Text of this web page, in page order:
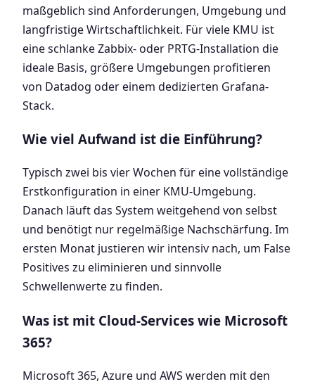
maßgeblich sind Anforderungen, Umgebung und
langfristige Wirtschaftlichkeit. Für viele KMU ist
eine schlanke Zabbix- oder PRTG-Installation die
ideale Basis, größere Umgebungen profitieren
von Datadog oder einem dedizierten Grafana-
Stack.
Wie viel Aufwand ist die Einführung?
Typisch zwei bis vier Wochen für eine vollständige
Erstkonfiguration in einer KMU-Umgebung.
Danach läuft das System weitgehend von selbst
und benötigt nur regelmäßige Nachschärfung. Im
ersten Monat justieren wir intensiv nach, um False
Positives zu eliminieren und sinnvolle
Schwellenwerte zu finden.
Was ist mit Cloud-Services wie Microsoft
365?
Microsoft 365, Azure und AWS werden mit den